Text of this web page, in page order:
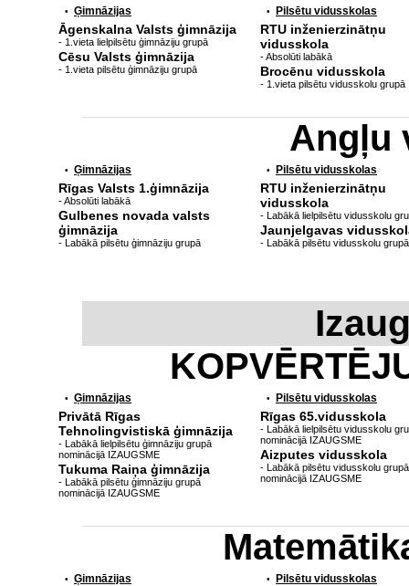
• Ģimnāzijas
Āgenskalna Valsts ģimnāzija
- 1.vieta lielpilsētu ģimnāziju grupā
Cēsu Valsts ģimnāzija
- 1.vieta pilsētu ģimnāziju grupā
• Pilsētu vidusskolas
RTU inženierzinātņu
vidusskola
- Absolūti labākā
Brocēnu vidusskola
- 1.vieta pilsētu vidusskolu grupā
Angļu
• Ģimnāzijas
Rīgas Valsts 1.ģimnāzija
- Absolūti labākā
Gulbenes novada valsts
ģimnāzija
- Labākā pilsētu ģimnāziju grupā
• Pilsētu vidusskolas
RTU inženierzinātņu
vidusskola
- Labākā lielpilsētu vidusskolu
Jaunjelgavas
- Labākā pilsētu vidusskolu grupā
• Ģimnāzijas
Privātā Rīgas
Tehnolingvistiskā ģimnāzija
- Labākā lielpilsētu ģimnāziju grupā
nominācijā IZAUGSME
Tukuma Raiņa ģimnāzija
- Labākā pilsētu ģimnāziju grupā
nominācijā IZAUGSME
• Pilsētu vidusskolas
Rīgas 65.vidusskola
- Labākā lielpilsētu vidusskolu
nominācijā IZAUGSME
Aizputes vidusskola
- Labākā pilsētu vidusskolu grupā
nominācijā IZAUGSME
• Ģimnāzijas • Pilsētu vidusskolas